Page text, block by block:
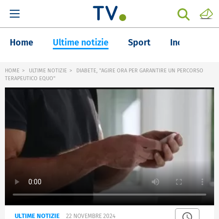
Home Ultime notizie Sport Inchieste
HOME ULTIME NOTIZIE
DIABETE, "AGIRE ORA PER GARANTIRE UN PERCORSO
TERAPEUTICO EQUO"
ULTIME NOTIZIE 22 NOVEMBRE 2024